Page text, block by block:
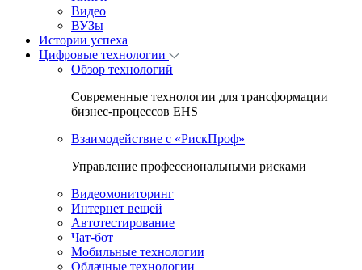
Видео
ВУЗы
Истории успеха
Цифровые технологии
Обзор технологий
Современные технологии для трансформации
бизнес-процессов EHS
Взаимодействие с «РискПроф»
Управление профессиональными рисками
Видеомониторинг
Интернет вещей
Автотестирование
Чат-бот
Мобильные технологии
Облачные технологии